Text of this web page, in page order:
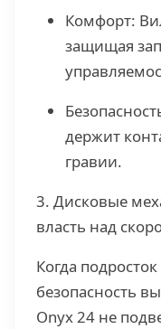
Комфорт:
защищая
держит
гравии.
3. Дисковые
власть над
Когда
безопасность
Onyx 24 не